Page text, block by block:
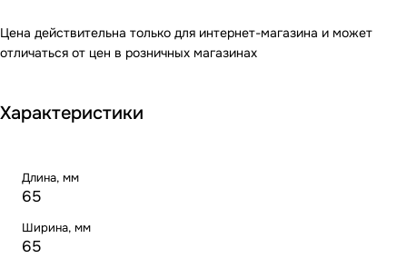
Цена действительна только для интернет-магазина и может
отличаться от цен в розничных магазинах
Характеристики
Длина, мм
65
Ширина, мм
65